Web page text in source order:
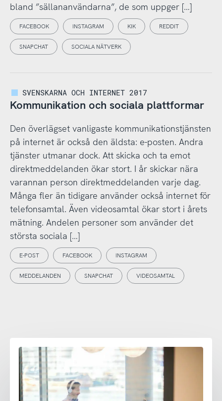
bland ”sällananvändarna”, de som uppger […]
FACEBOOK INSTAGRAM KIK REDDIT
SNAPCHAT SOCIALA NÄTVERK
SVENSKARNA OCH INTERNET 2017
Kommunikation och sociala plattformar
Den överlägset vanligaste kommunikationstjänsten
på internet är också den äldsta: e-posten. Andra
tjänster utmanar dock. Att skicka och ta emot
direktmeddelanden ökar stort. I år skickar nära
varannan person direktmeddelanden varje dag.
Många fler än tidigare använder också internet för
telefonsamtal. Även videosamtal ökar stort i årets
mätning. Andelen personer som använder det
största sociala […]
E-POST FACEBOOK INSTAGRAM
MEDDELANDEN SNAPCHAT VIDEOSAMTAL